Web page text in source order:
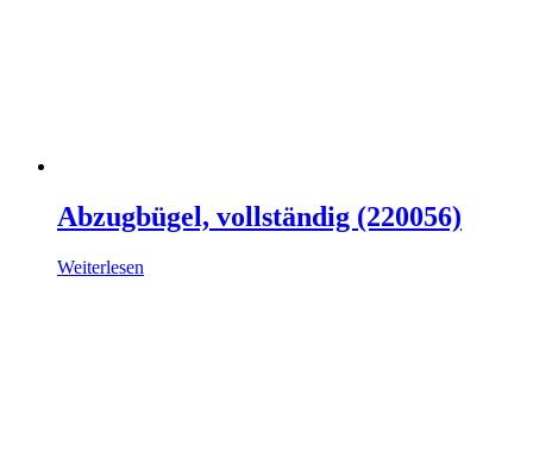
Abzugbügel, vollständig (220056)
Weiterlesen